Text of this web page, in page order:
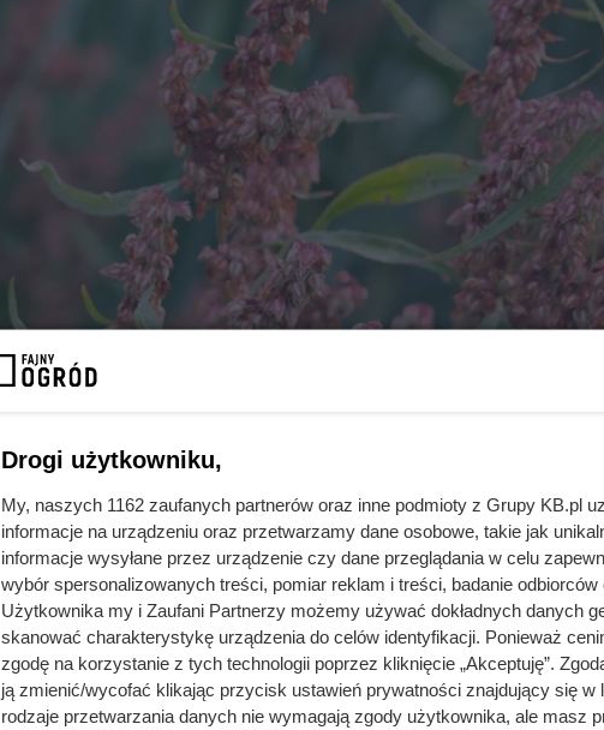
Drogi użytkowniku,
My, naszych 1162 zaufanych partnerów oraz inne podmioty z Grupy KB.pl
informacje na urządzeniu oraz przetwarzamy dane osobowe, takie jak
informacje wysyłane przez urządzenie czy dane przeglądania w celu
wybór spersonalizowanych treści, pomiar reklam i treści, badanie odbiorców
Użytkownika my i Zaufani Partnerzy możemy używać dokładnych danych
skanować charakterystykę urządzenia do celów identyfikacji. Ponieważ
zgodę na korzystanie z tych technologii poprzez kliknięcie „Akceptuję”.
ją zmienić/wycofać klikając przycisk ustawień prywatności znajdujący się w
rodzaje przetwarzania danych nie wymagają zgody użytkownika, ale masz